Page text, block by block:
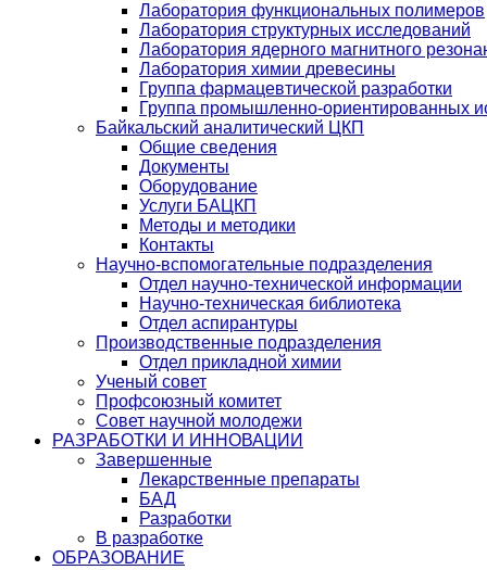
Лаборатория функциональных полимеров
Лаборатория структурных исследований
Лаборатория ядерного магнитного
Лаборатория химии древесины
Группа фармацевтической разработки
Группа промышленно-ориентированных
Байкальский аналитический ЦКП
Общие сведения
Документы
Оборудование
Услуги БАЦКП
Методы и методики
Контакты
Научно-вспомогательные подразделения
Отдел научно-технической информации
Научно-техническая библиотека
Отдел аспирантуры
Производственные подразделения
Отдел прикладной химии
Ученый совет
Профсоюзный комитет
Совет научной молодежи
РАЗРАБОТКИ И ИННОВАЦИИ
Завершенные
Лекарственные препараты
БАД
Разработки
В разработке
ОБРАЗОВАНИЕ